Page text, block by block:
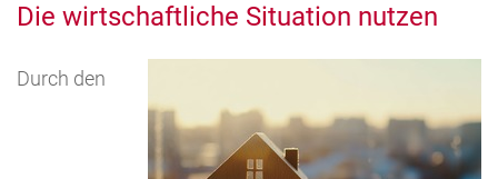
Die wirtschaftliche Situation nutzen
Durch den